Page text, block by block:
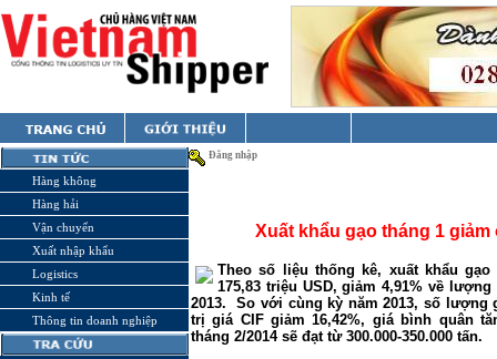
Hàng không
Hàng hải
Vận chuyển
Xuất nhập khẩu
Logistics
Kinh tế
Thông tin doanh nghiệp
Đăng nhập
Xuất khẩu gạo tháng 1
Theo số liệu thống kê, xuất khẩu
175,83 triệu USD, giảm 4,91% về
2013. So với cùng kỳ năm 2013, số lượng
trị giá CIF giảm 16,42%, giá bình quân
tháng 2/2014 sẽ đạt từ 300.000-350.000 tấn.